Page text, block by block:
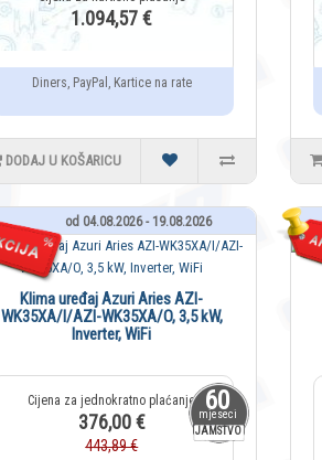
1.094,57 €
Diners, PayPal, Kartice na rate
DODAJ U KOŠARICU
od 04.08.2026 - 19.08.2026
60
mjeseci
JAMSTVO
Klima uređaj Azuri Aries AZI-
WK35XA/I/AZI-WK35XA/O, 3,5 kW,
Inverter, WiFi
376,00 €
443,89 €